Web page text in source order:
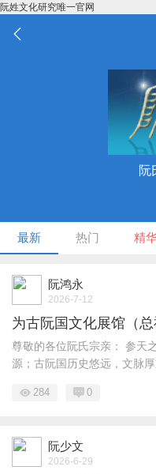
阮姓文化研究唯一官网
阮
最新 热门 精
阮鸿永
2026-7-12
为古阮国文化展馆（
尊敬的各位阮氏宗亲： 参天
源；古阮国历史悠远，文脉厚
284 0
阮少文
2026-6-29